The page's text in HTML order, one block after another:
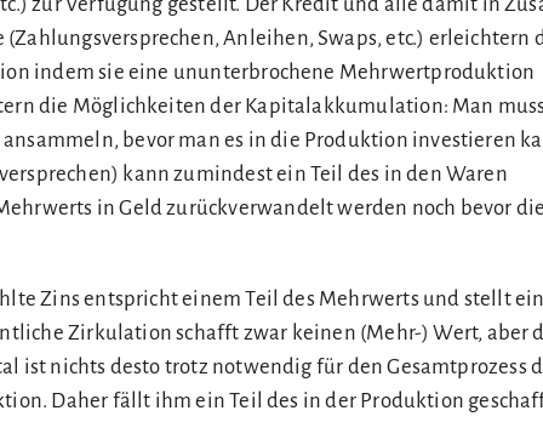
zur Verfügung gestellt. Der Kredit und alle damit in
Anleihen, Swaps, etc.) erleichtern
indem sie eine ununterbrochene Mehrwertproduktion
die Möglichkeiten der Kapitalakkumulation: Man
ansammeln, bevor man es in die Produktion investieren
kann zumindest ein Teil des in den Waren
in Geld zurückverwandelt werden noch bevor
Zins entspricht einem Teil des Mehrwerts und stellt
Zirkulation schafft zwar keinen (Mehr-) Wert, aber
ist nichts desto trotz notwendig für den Gesamtprozess
Daher fällt ihm ein Teil des in der Produktion